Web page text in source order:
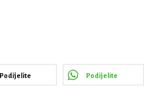
Podijelite Podijelite